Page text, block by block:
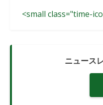
<small class="time-
ニュース